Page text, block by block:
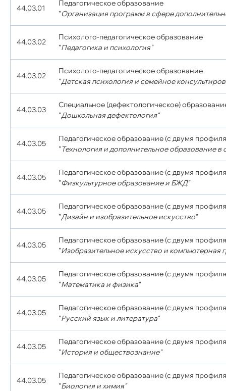
44.03.01
Педагогическое образование
"Организация программ в сфере
44.03.02
Психолого-педагогическое образование
"Педагогика и психология"
44.03.02
Психолого-педагогическое образование
"Детская психология и семейное
44.03.03
Специальное (дефектологическое)
"Дошкольная дефектология"
44.03.05
Педагогическое образование (с двумя
"Технология и дополнительное образование в
44.03.05
Педагогическое образование (с двумя
"Физкультурное образование и БЖД"
44.03.05
Педагогическое образование (с двумя
"Дизайн и изобразительное искусство"
44.03.05
Педагогическое образование (с двумя
"Изобразительное искусство и компьютерная
44.03.05
Педагогическое образование (с двумя
"Математика и физика"
44.03.05
Педагогическое образование (с двумя
"Русский язык и литература"
44.03.05
Педагогическое образование (с двумя
"История и обществознание"
44.03.05
Педагогическое образование (с двумя
"Биология и химия"